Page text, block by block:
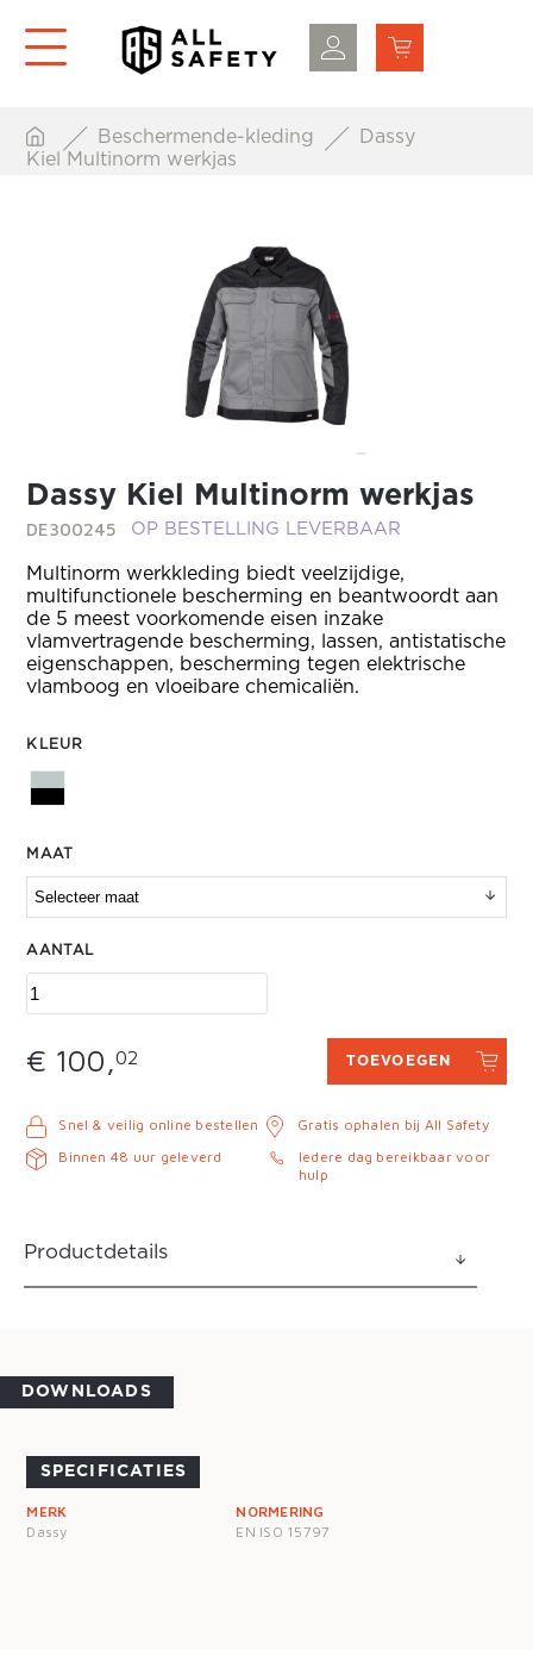
Beschermende-kleding
Dassy
Kiel Multinorm werkjas
Dassy Kiel Multinorm werkjas
DE300245 OP BESTELLING LEVERBAAR
Multinorm werkkleding biedt veelzijdige,
multifunctionele bescherming en beantwoordt aan
de 5 meest voorkomende eisen inzake
vlamvertragende bescherming, lassen, antistatische
eigenschappen, bescherming tegen elektrische
vlamboog en vloeibare chemicaliën.
KLEUR
MAAT
AANTAL
€ 100,02 TOEVOEGEN
Snel & veilig online bestellen
Binnen 48 uur geleverd
Gratis ophalen bij All Safety
Iedere dag bereikbaar voor
hulp
Productdetails
DOWNLOADS
SPECIFICATIES
MERK
Dassy
NORMERING
EN ISO 15797